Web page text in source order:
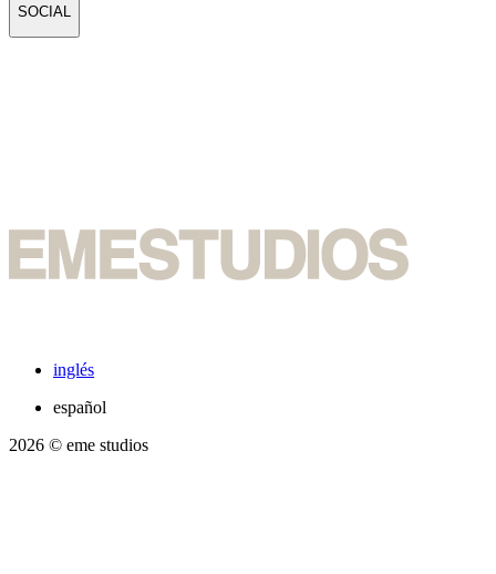
SOCIAL
inglés
español
2026 © eme studios